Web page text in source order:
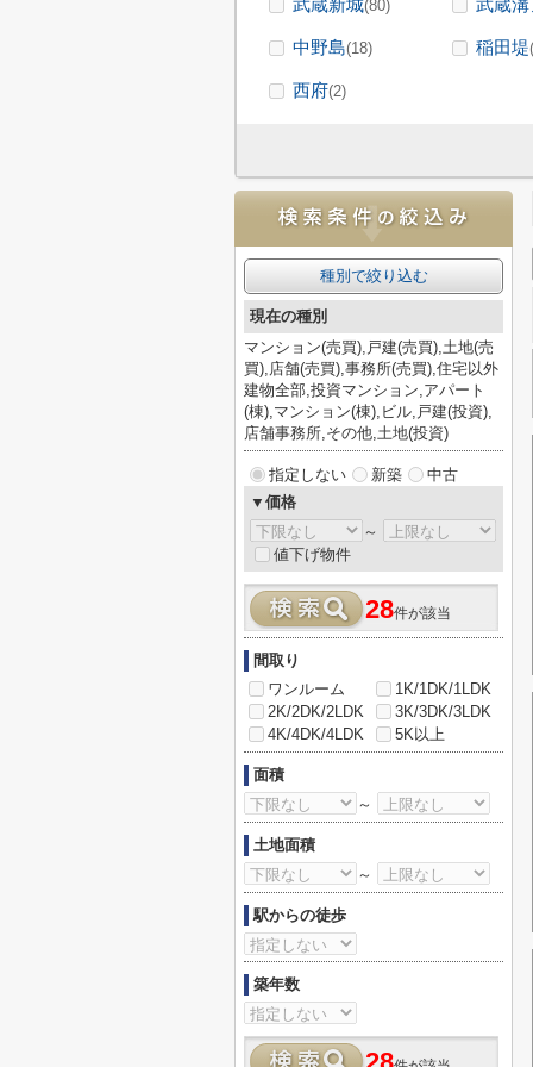
武蔵新城(80) 武蔵
中野島(18) 稲田堤
西府(2)
種別で絞り込む
現在の種別
マンション(売買),戸建(売買),土地(売
買),店舗(売買),事務所(売買),住宅以外
建物全部,投資マンション,アパート
(棟),マンション(棟),ビル,戸建(投資),
店舗事務所,その他,土地(投資)
指定しない 新築
中古
▼価格
～
値下げ物件
28件が該当
間取り
ワンルーム
1K/1DK/1LDK
2K/2DK/2LDK
3K/3DK/3LDK
4K/4DK/4LDK
5K以上
面積
～
土地面積
～
駅からの徒歩
築年数